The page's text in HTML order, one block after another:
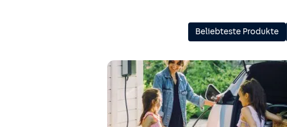
Beliebteste Produkte